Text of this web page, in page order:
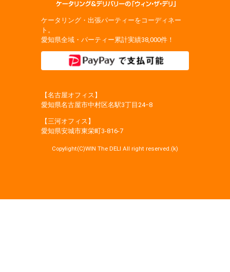
ケータリング・出張パーティーをコーディネー
ト。
愛知県全域・パーティー累計実績38,000件！
【名古屋オフィス】
愛知県名古屋市中村区名駅3丁目24−8
【三河オフィス】
愛知県安城市東栄町3‐816‐7
Copylight(C)WIN The DELI All right reserved.(k)